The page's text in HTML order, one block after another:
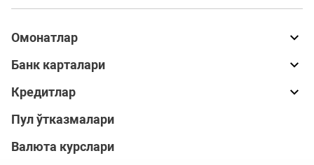
Омонатлар
Банк карталари
Кредитлар
Пул ўтказмалари
Валюта курслари